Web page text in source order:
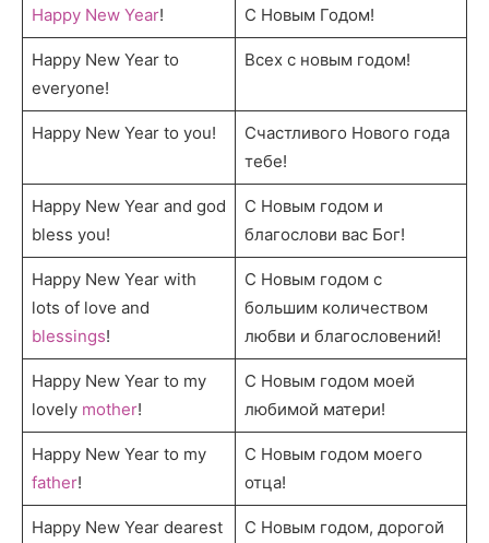
Happy New Year! С Новым Годом!
Happy New Year to
everyone!
Всех с новым годом!
Happy New Year to you!
Счастливого Нового года
тебе!
Happy New Year and god
bless you!
С Новым годом и
благослови вас Бог!
Happy New Year with
lots of love and
blessings!
С Новым годом с
большим количеством
любви и благословений!
Happy New Year to my
lovely mother!
С Новым годом моей
любимой матери!
Happy New Year to my
father!
С Новым годом моего
отца!
Happy New Year dearest
С Новым годом, дорогой